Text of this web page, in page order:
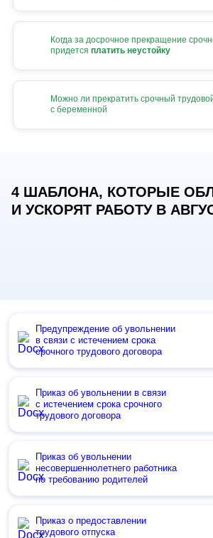
Когда за досрочное прекращение
придется платить неустойку
Можно ли прекратить срочный
с беременной
4 ШАБЛОНА, КОТОРЫЕ
И УСКОРЯТ РАБОТУ В
Предупреждение об увольнении
в связи с истечением срока
срочного трудового договора
Приказ об увольнении в связи
с истечением срока срочного
трудового договора
Приказ об увольнении
несовершеннолетнего работника
по требованию родителей
Приказ о предоставлении
трудового отпуска